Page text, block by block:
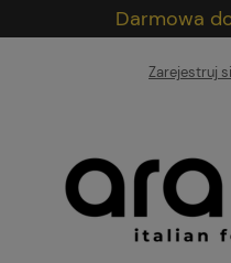
Darmowa
Zarejestruj